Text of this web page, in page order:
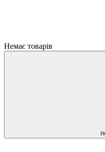
Немає товарів